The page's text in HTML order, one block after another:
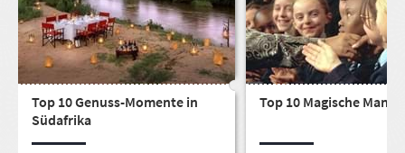
Top 10 Genuss-Momente in
Südafrika
Top 10 Magische